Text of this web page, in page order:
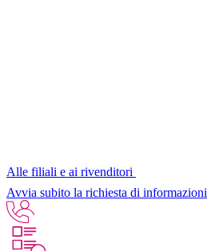
Alle filiali e ai rivenditori
Avvia subito la richiesta di informazioni